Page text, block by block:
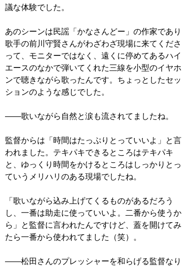
議な体験でした。
あのシーンは民謡「かなさんどー」の作家であり
歌手の前川守賢さんがわざわざ現場に来てくださ
って、モニターではなく、遠くに停めてあるハイ
エースのなかで弾いてくれた三線を小型のイヤホ
ンで聴きながら歌ったんです。ちょっとしたセッ
ションのような感じでした。
――歌いながら自然と涙も流されてましたね。
監督からは「時間はたっぷりとっていいよ」と言
われました。テキパキできるところはテキパキ
と、ゆっくり時間をかけるところはしっかりとっ
ていうメリハリのある現場でしたね。
「歌いながら込み上げてくるものがあるだろう
し、一番は助走に使っていいよ。二番から使うか
ら」と監督に言われたんですけど、蓋を開けてみ
たら一番から使われてました（笑）。
――松田さんのプレッシャーを和らげる監督なり